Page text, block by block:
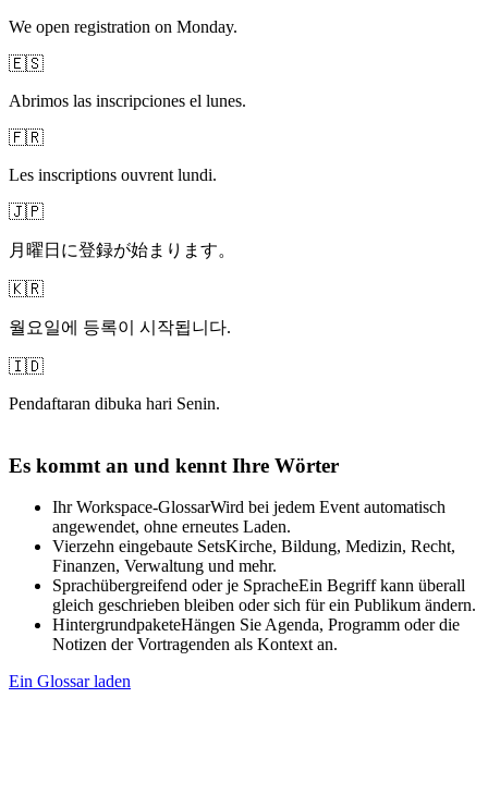
We open registration on Monday.
🇪🇸
Abrimos las inscripciones el lunes.
🇫🇷
Les inscriptions ouvrent lundi.
🇯🇵
月曜日に登録が始まります。
🇰🇷
월요일에 등록이 시작됩니다.
🇮🇩
Pendaftaran dibuka hari Senin.
Es kommt an und kennt Ihre Wörter
Ihr Workspace-GlossarWird bei jedem Event automatisch
angewendet, ohne erneutes Laden.
Vierzehn eingebaute SetsKirche, Bildung, Medizin, Recht,
Finanzen, Verwaltung und mehr.
Sprachübergreifend oder je SpracheEin Begriff kann überall
gleich geschrieben bleiben oder sich für ein Publikum ändern.
HintergrundpaketeHängen Sie Agenda, Programm oder die
Notizen der Vortragenden als Kontext an.
Ein Glossar laden